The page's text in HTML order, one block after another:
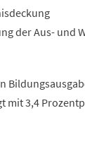
der Aus- und
mit 3,4